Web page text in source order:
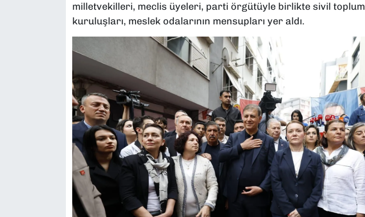
milletvekilleri, meclis üyeleri, parti örgütüyle birlikte sivil toplum
kuruluşları, meslek odalarının mensupları yer aldı.